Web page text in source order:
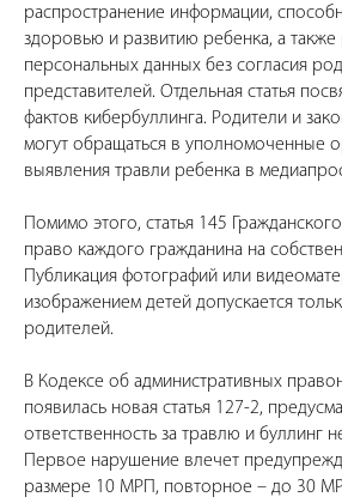
распространение информации,
здоровью и развитию ребенка, а также
персональных данных без согласия
представителей. Отдельная статья
фактов кибербуллинга. Родители и
могут обращаться в уполномоченные
выявления травли ребенка в
Помимо этого, статья 145
право каждого гражданина на
Публикация фотографий или
изображением детей допускается
родителей.
В Кодексе об административных
появилась новая статья 127-2,
ответственность за травлю и буллинг
Первое нарушение влечет
размере 10 МРП, повторное – до 30